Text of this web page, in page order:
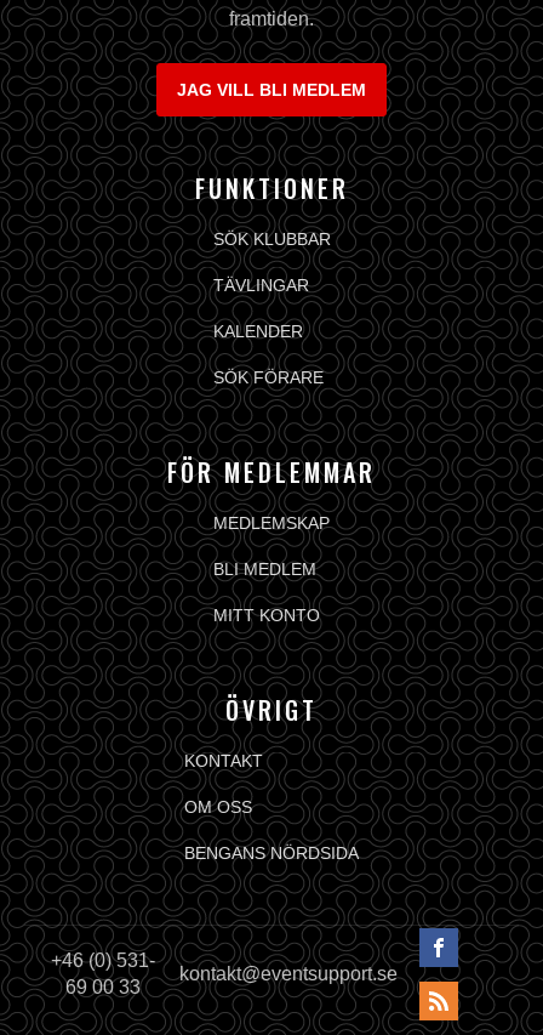
framtiden.
JAG VILL BLI MEDLEM
FUNKTIONER
SÖK KLUBBAR
TÄVLINGAR
KALENDER
SÖK FÖRARE
FÖR MEDLEMMAR
MEDLEMSKAP
BLI MEDLEM
MITT KONTO
ÖVRIGT
KONTAKT
OM OSS
BENGANS NÖRDSIDA
+46 (0) 531-
69 00 33
kontakt@eventsupport.se